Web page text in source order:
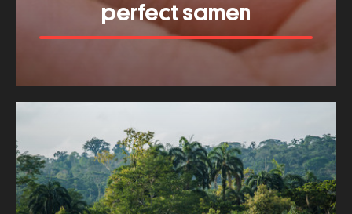
perfect samen
en
vijgenwesp
werken
perfect